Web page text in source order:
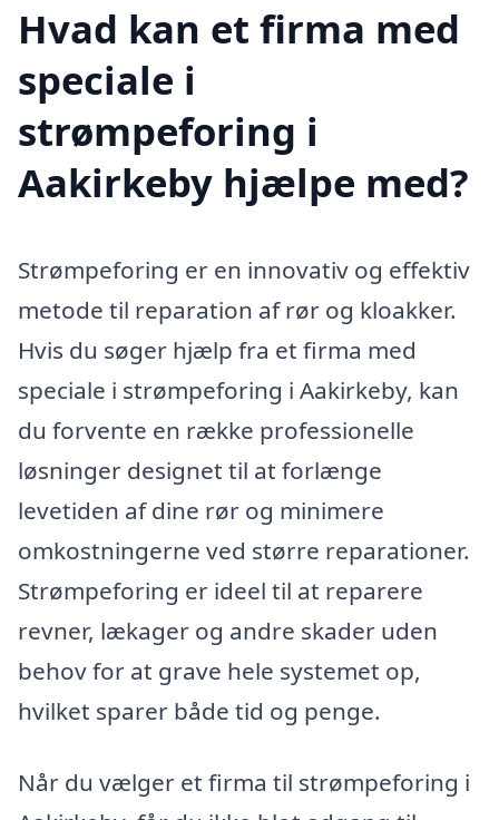
Hvad kan et firma med
speciale i
strømpeforing i
Aakirkeby hjælpe med?
Strømpeforing er en innovativ og effektiv
metode til reparation af rør og kloakker.
Hvis du søger hjælp fra et firma med
speciale i strømpeforing i Aakirkeby, kan
du forvente en række professionelle
løsninger designet til at forlænge
levetiden af dine rør og minimere
omkostningerne ved større reparationer.
Strømpeforing er ideel til at reparere
revner, lækager og andre skader uden
behov for at grave hele systemet op,
hvilket sparer både tid og penge.
Når du vælger et firma til strømpeforing i